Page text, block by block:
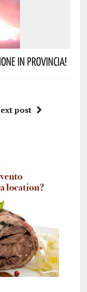
In Provincia!
post